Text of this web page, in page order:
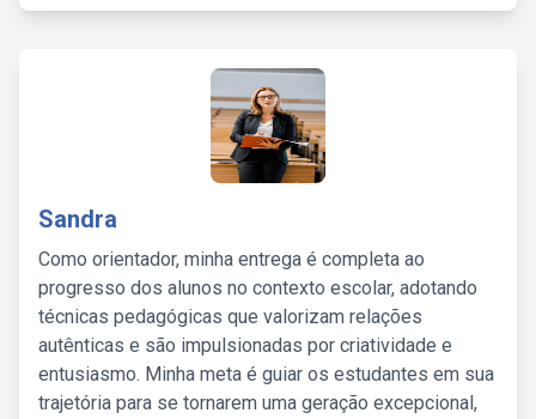
Sandra
Como orientador, minha entrega é completa ao
progresso dos alunos no contexto escolar, adotando
técnicas pedagógicas que valorizam relações
autênticas e são impulsionadas por criatividade e
entusiasmo. Minha meta é guiar os estudantes em sua
trajetória para se tornarem uma geração excepcional,